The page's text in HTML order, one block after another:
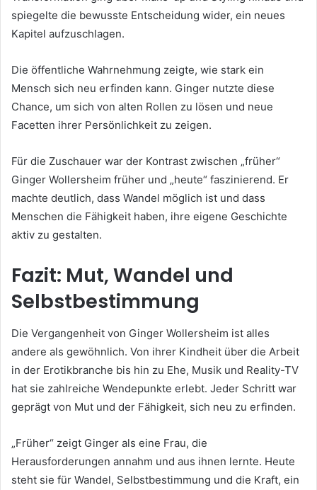
spiegelte die bewusste Entscheidung wider, ein neues
Kapitel aufzuschlagen.
Die öffentliche Wahrnehmung zeigte, wie stark ein
Mensch sich neu erfinden kann. Ginger nutzte diese
Chance, um sich von alten Rollen zu lösen und neue
Facetten ihrer Persönlichkeit zu zeigen.
Für die Zuschauer war der Kontrast zwischen „früher“
Ginger Wollersheim früher und „heute“ faszinierend. Er
machte deutlich, dass Wandel möglich ist und dass
Menschen die Fähigkeit haben, ihre eigene Geschichte
aktiv zu gestalten.
Fazit: Mut, Wandel und
Selbstbestimmung
Die Vergangenheit von Ginger Wollersheim ist alles
andere als gewöhnlich. Von ihrer Kindheit über die Arbeit
in der Erotikbranche bis hin zu Ehe, Musik und Reality-TV
hat sie zahlreiche Wendepunkte erlebt. Jeder Schritt war
geprägt von Mut und der Fähigkeit, sich neu zu erfinden.
„Früher“ zeigt Ginger als eine Frau, die
Herausforderungen annahm und aus ihnen lernte. Heute
steht sie für Wandel, Selbstbestimmung und die Kraft, ein